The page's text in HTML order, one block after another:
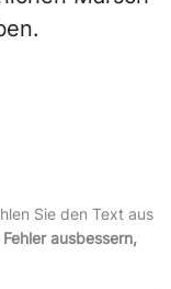
Sie den Text aus
Fehler ausbessern,